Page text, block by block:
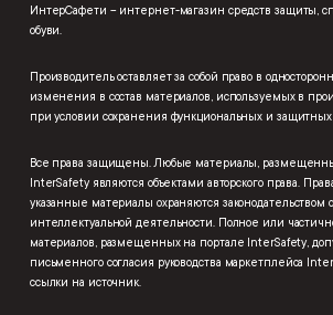
ИнтерСафети – интернет-магазин средств защиты,
обуви.
Производитель оставляет за собой право в
изменения в состав материалов, используемых в
при условии сохранения функциональных и защитных
Все права защищены. Любые материалы,
InterSafety являются объектами авторского права.
указанные материалы охраняются законодательством
интеллектуальной деятельности. Полное или
материалов, размещенных на портале InterSafety,
письменного согласия руководства маркетплейса
ссылки на источник.